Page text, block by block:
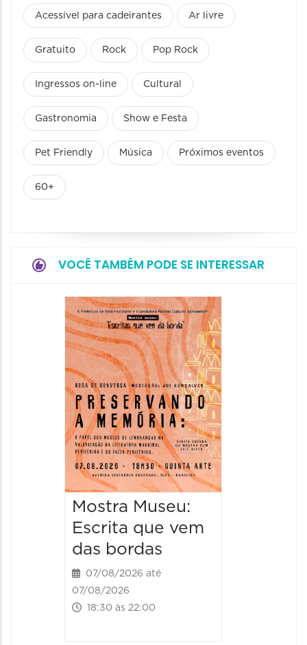
Acessível para cadeirantes Ar livre
Gratuito Rock Pop Rock
Ingressos on-line Cultural
Gastronomia Show e Festa
Pet Friendly Música Próximos eventos
60+
VOCÊ TAMBÉM PODE SE INTERESSAR
Mostra Museu:
Escrita que vem
das bordas
07/08/2026 até
07/08/2026
18:30 às 22:00